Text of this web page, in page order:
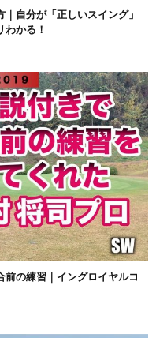
自分が「正しいスイング」
かる！
前の練習｜イングロイヤルコ